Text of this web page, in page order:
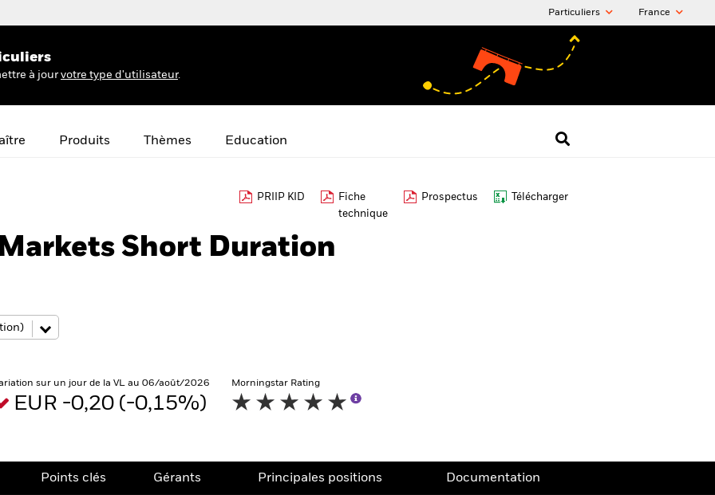
Particuliers France
à jour votre type d'utilisateur.
Produits Thèmes Education
PRIIP KID
Fiche
technique
Prospectus Télécharger
Short Duration
sur un jour de la VL au 06/août/2026
EUR -0,20 (-0,15%)
Morningstar Rating
Points clés Gérants Principales positions Documentation